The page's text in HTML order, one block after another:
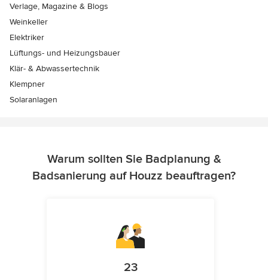
Verlage, Magazine & Blogs
Weinkeller
Elektriker
Lüftungs- und Heizungsbauer
Klär- & Abwassertechnik
Klempner
Solaranlagen
Warum sollten Sie Badplanung &
Badsanierung auf Houzz beauftragen?
23